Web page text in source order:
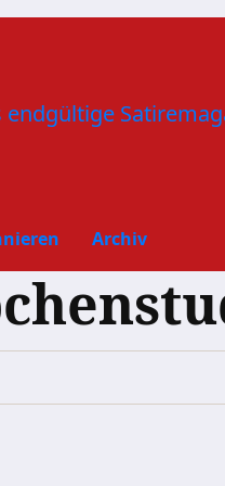
Archiv